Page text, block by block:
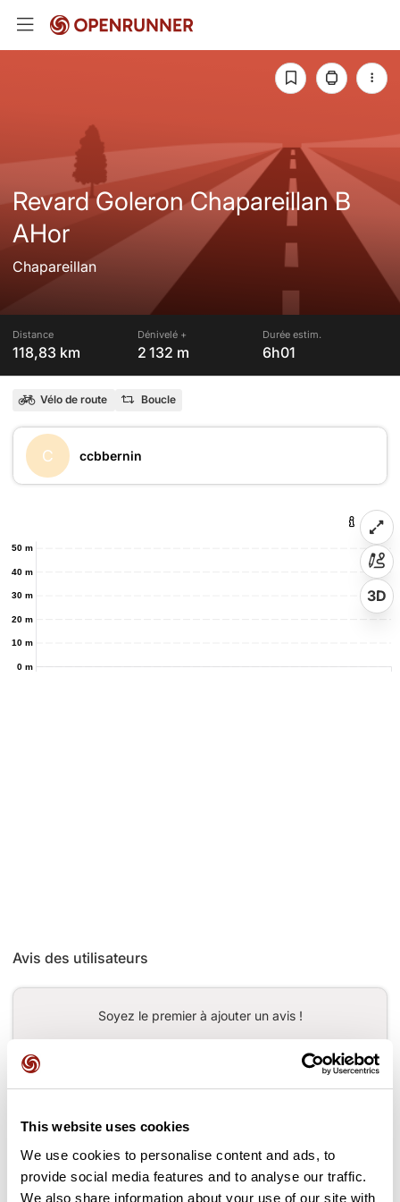
This website uses cookies
We use cookies to personalise content and ads, to
provide social media features and to analyse our traffic.
We also share information about your use of our site with
Revard Goleron Chapareillan B
AHor
Chapareillan
Distance
118,83 km
Dénivelé +
2 132 m
Durée estim.
6h01
Vélo de route Boucle
C ccbbernin
0 m
10 m
20 m
30 m
40 m
50 m
3D
Avis des utilisateurs
Soyez le premier à ajouter un avis !
Ajouter un avis
Cols le long du parcours